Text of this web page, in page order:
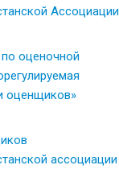
Ассоциации
оценочной
оценщиков»
ассоциации